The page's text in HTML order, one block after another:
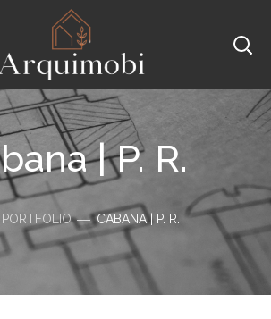
| P. R.
PORTFOLIO CABANA | P. R.